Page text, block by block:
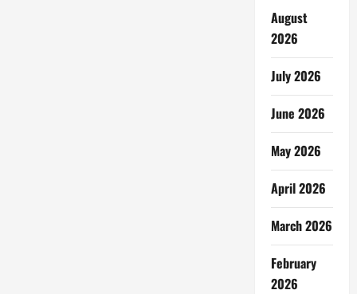
August
2026
July 2026
June 2026
May 2026
April 2026
March 2026
February
2026